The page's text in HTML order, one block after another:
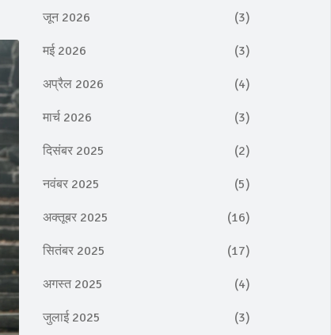
जून 2026 (3)
मई 2026 (3)
अप्रैल 2026 (4)
मार्च 2026 (3)
दिसंबर 2025 (2)
नवंबर 2025 (5)
अक्तूबर 2025 (16)
सितंबर 2025 (17)
अगस्त 2025 (4)
जुलाई 2025 (3)